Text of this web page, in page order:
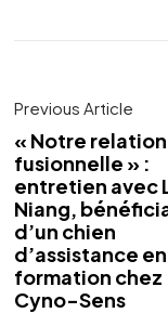
Previous Article
« Notre
fusionnelle » :
entretien avec
Niang,
d’un chien
d’assistance en
formation chez
Cyno-Sens